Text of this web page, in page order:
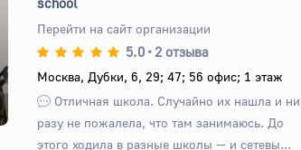
Вперед
Перейти на сайт организации
5.0 • 2 отзыва
Москва, Дубки, 6, 29; 47; 56 офис; 1 этаж
Отличная школа. Случайно их нашла и ни
разу не пожалела, что там занимаюсь. До
этого ходила в разные школы — и сетевы...